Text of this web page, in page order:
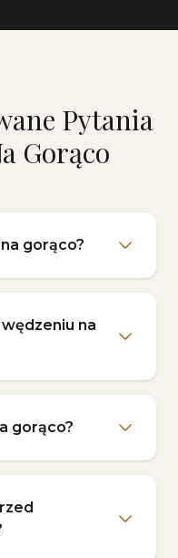
Pytania
Gorąco
gorąco?
na
gorąco?